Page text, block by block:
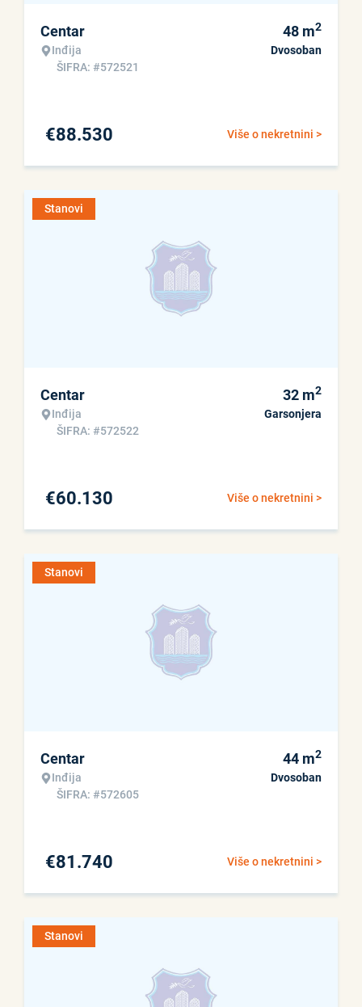
Centar
Inđija
ŠIFRA: #572521
48 m2
Dvosoban
Više o nekretnini >
€88.530
Stanovi
Centar
Inđija
ŠIFRA: #572522
32 m2
Garsonjera
Više o nekretnini >
€60.130
Stanovi
Centar
Inđija
ŠIFRA: #572605
44 m2
Dvosoban
Više o nekretnini >
€81.740
Stanovi